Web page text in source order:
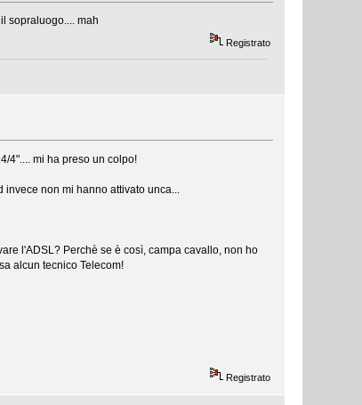
sopraluogo.... mah
Registrato
4".... mi ha preso un colpo!
non mi hanno attivato unca...
l'ADSL? Perchè se è così, campa cavallo, non ho
alcun tecnico Telecom!
Registrato